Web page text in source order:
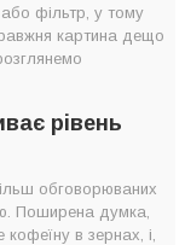
фільтр, у тому
картина дещо
рівень
обговорюваних
Поширена думка,
в зернах, і,